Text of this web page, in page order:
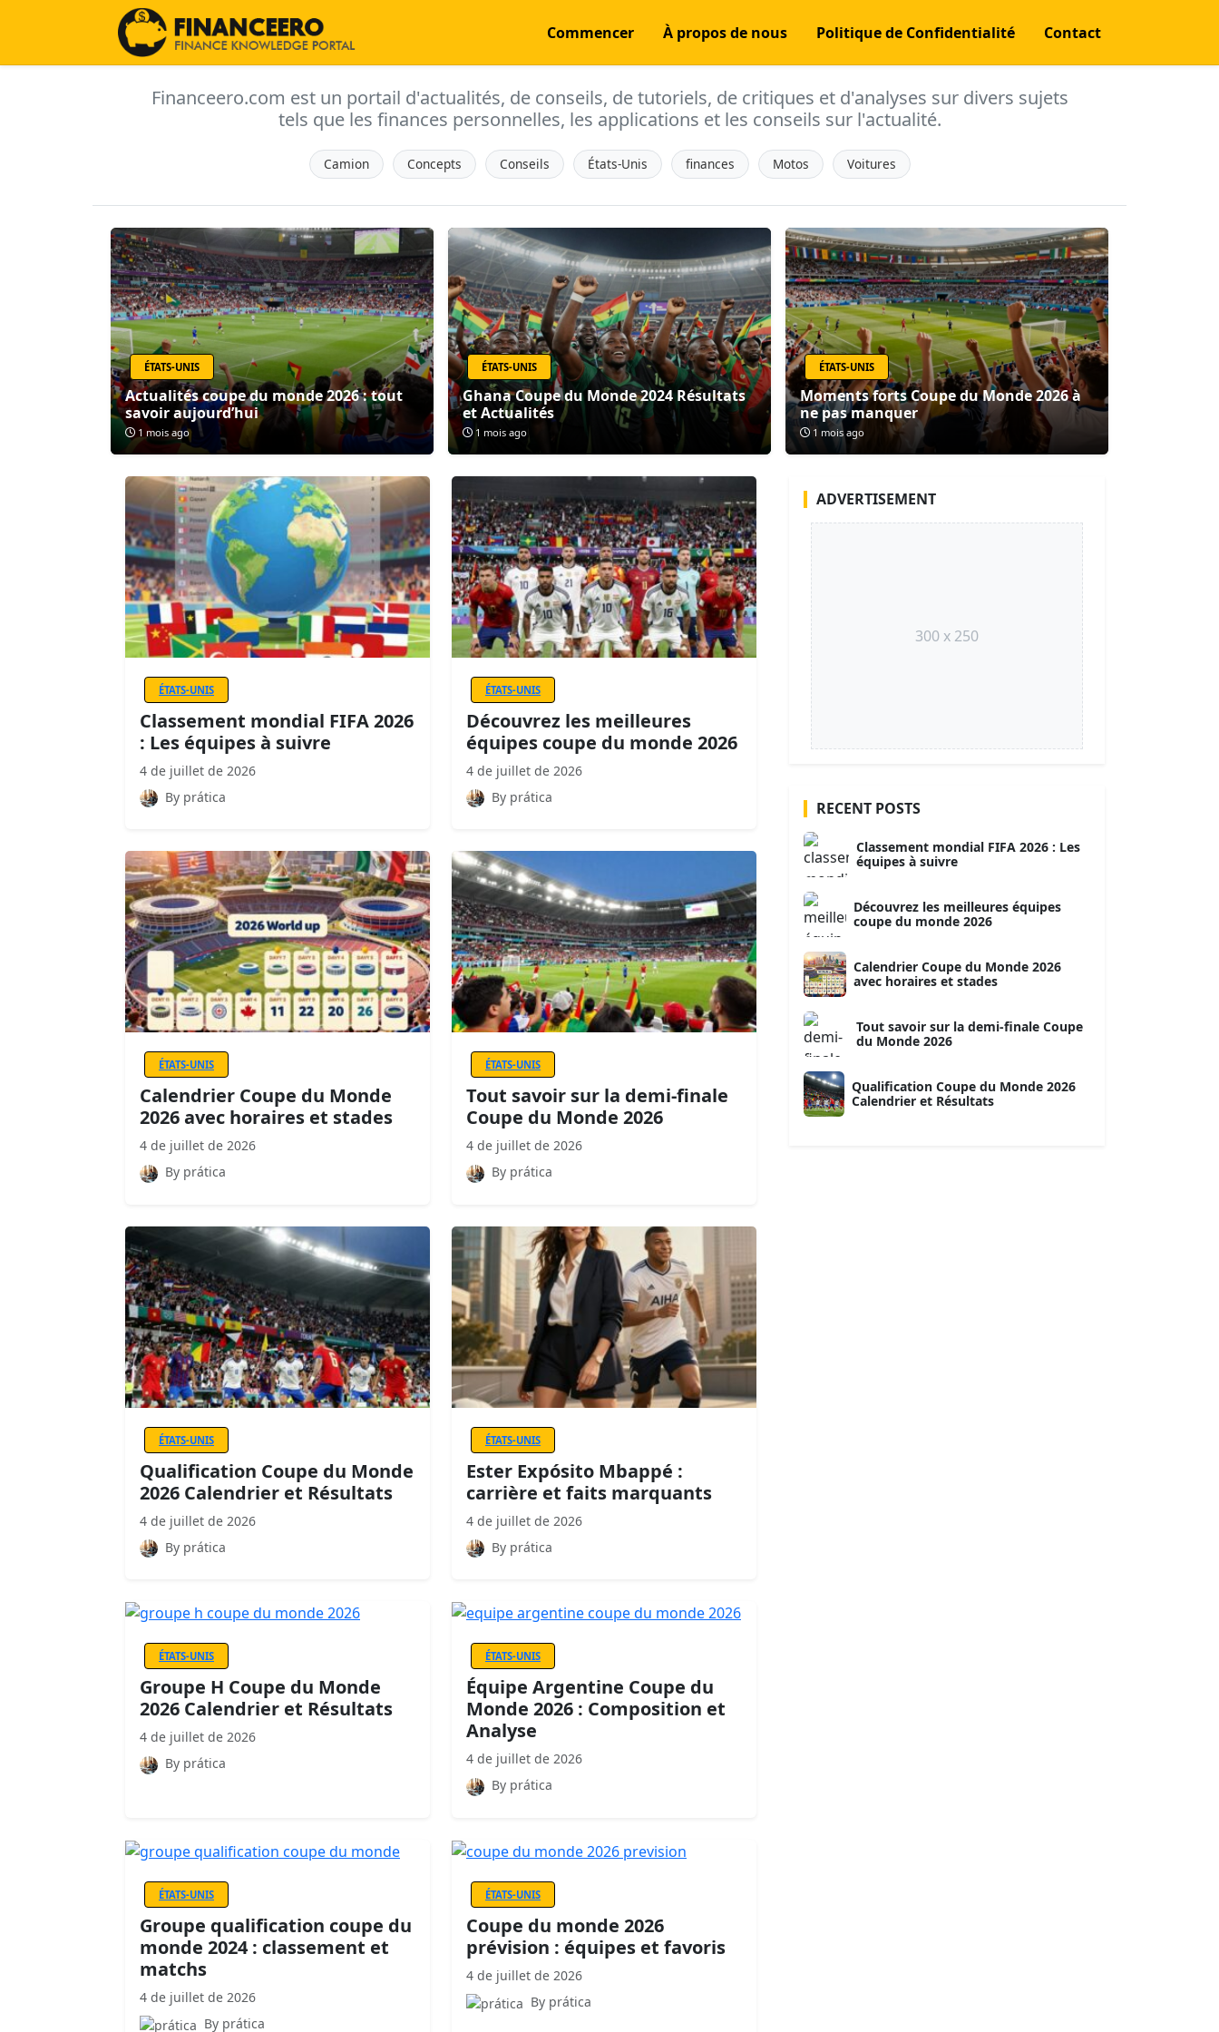
Commencer À propos de nous Politique de Confidentialité Contact
Financeero.com est un portail d'actualités, de conseils, de tutoriels, de critiques et d'analyses sur divers sujets
tels que les finances personnelles, les applications et les conseils sur l'actualité.
Camion Concepts Conseils États-Unis finances Motos Voitures
ÉTATS-UNIS
Actualités coupe du monde 2026 : tout
savoir aujourd’hui
1 mois ago
ÉTATS-UNIS
Ghana Coupe du Monde 2024 Résultats
et Actualités
1 mois ago
ÉTATS-UNIS
Moments forts Coupe du Monde 2026 à
ne pas manquer
1 mois ago
ÉTATS-UNIS
Classement mondial FIFA 2026
: Les équipes à suivre
4 de juillet de 2026
By prática
ÉTATS-UNIS
Découvrez les meilleures
équipes coupe du monde 2026
4 de juillet de 2026
By prática
ÉTATS-UNIS
Calendrier Coupe du Monde
2026 avec horaires et stades
4 de juillet de 2026
By prática
ÉTATS-UNIS
Tout savoir sur la demi-finale
Coupe du Monde 2026
4 de juillet de 2026
By prática
ÉTATS-UNIS
Qualification Coupe du Monde
2026 Calendrier et Résultats
4 de juillet de 2026
By prática
ÉTATS-UNIS
Ester Expósito Mbappé :
carrière et faits marquants
4 de juillet de 2026
By prática
ÉTATS-UNIS
Groupe H Coupe du Monde
2026 Calendrier et Résultats
4 de juillet de 2026
By prática
ÉTATS-UNIS
Équipe Argentine Coupe du
Monde 2026 : Composition et
Analyse
4 de juillet de 2026
By prática
ÉTATS-UNIS
Groupe qualification coupe du
monde 2024 : classement et
matchs
4 de juillet de 2026
By prática
ÉTATS-UNIS
Coupe du monde 2026
prévision : équipes et favoris
4 de juillet de 2026
By prática
ADVERTISEMENT
300 x 250
RECENT POSTS
Classement mondial FIFA 2026 : Les
équipes à suivre
Découvrez les meilleures équipes
coupe du monde 2026
Calendrier Coupe du Monde 2026
avec horaires et stades
Tout savoir sur la demi-finale Coupe
du Monde 2026
Qualification Coupe du Monde 2026
Calendrier et Résultats